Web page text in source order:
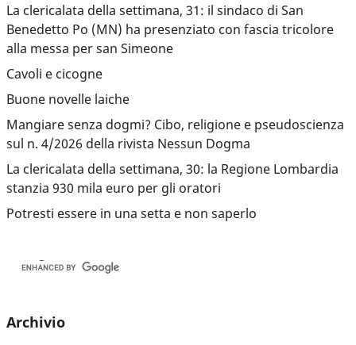
La clericalata della settimana, 31: il sindaco di San
Benedetto Po (MN) ha presenziato con fascia tricolore
alla messa per san Simeone
Cavoli e cicogne
Buone novelle laiche
Mangiare senza dogmi? Cibo, religione e pseudoscienza
sul n. 4/2026 della rivista Nessun Dogma
La clericalata della settimana, 30: la Regione Lombardia
stanzia 930 mila euro per gli oratori
Potresti essere in una setta e non saperlo
Archivio